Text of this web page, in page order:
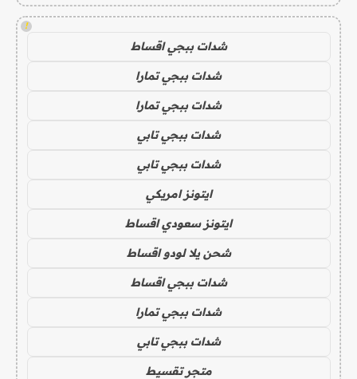
!
شدات ببجي اقساط
شدات ببجي تمارا
شدات ببجي تمارا
شدات ببجي تابي
شدات ببجي تابي
ايتونز امريكي
ايتونز سعودي اقساط
شحن يلا لودو اقساط
شدات ببجي اقساط
شدات ببجي تمارا
شدات ببجي تابي
متجر تقسيط